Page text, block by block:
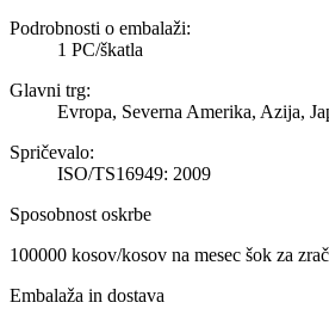
Podrobnosti o embalaži:
1 PC/škatla
Glavni trg:
Evropa, Severna Amerika, Azija,
Spričevalo:
ISO/TS16949: 2009
Sposobnost oskrbe
100000 kosov/kosov na mesec šok za
Embalaža in dostava